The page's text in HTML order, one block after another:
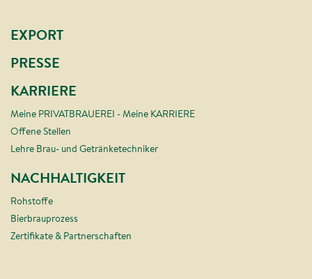
EXPORT
PRESSE
KARRIERE
Meine PRIVATBRAUEREI - Meine KARRIERE
Offene Stellen
Lehre Brau- und Getränketechniker
NACHHALTIGKEIT
Rohstoffe
Bierbrauprozess
Zertifikate & Partnerschaften